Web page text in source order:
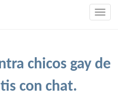
chicos gay de
con chat.